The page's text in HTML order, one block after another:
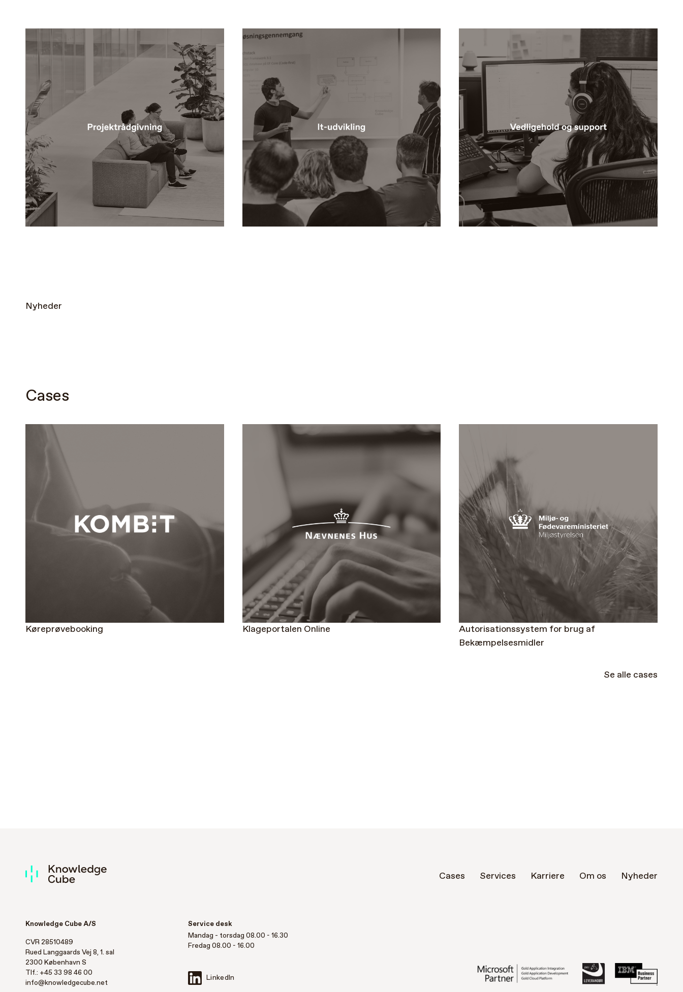
Nyheder
Cases
Køreprøvebooking Klageportalen Online
Autorisations­system for brug af
Bekæmpelses­midler
Se alle cases
Cases Services Karriere Om os Nyheder
Knowledge Cube A/S
CVR 28510489
Rued Langgaards Vej 8, 1. sal
2300 København S
Tlf.: +45 33 98 46 00
info@knowledgecube.net
Service desk
Mandag - torsdag 08.00 - 16.30
Fredag 08.00 - 16.00
LinkedIn